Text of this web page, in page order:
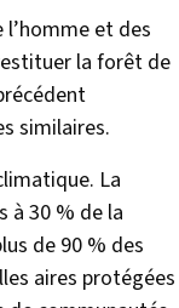
et des
la forêt de
similaires.
La
à 30 % de la
de 90 % des
aires protégées